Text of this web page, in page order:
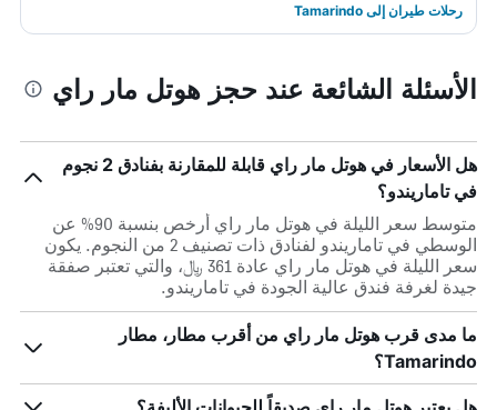
رحلات طيران إلى Tamarindo
الأسئلة الشائعة عند حجز هوتل مار راي
هل الأسعار في هوتل مار راي قابلة للمقارنة بفنادق 2 نجوم
في تاماريندو؟
متوسط سعر الليلة في هوتل مار راي أرخص بنسبة 90% عن
الوسطي في تاماريندو لفنادق ذات تصنيف 2 من النجوم. يكون
سعر الليلة في هوتل مار راي عادة 361 ﷼، والتي تعتبر صفقة
جيدة لغرفة فندق عالية الجودة في تاماريندو.
ما مدى قرب هوتل مار راي من أقرب مطار، مطار
Tamarindo؟